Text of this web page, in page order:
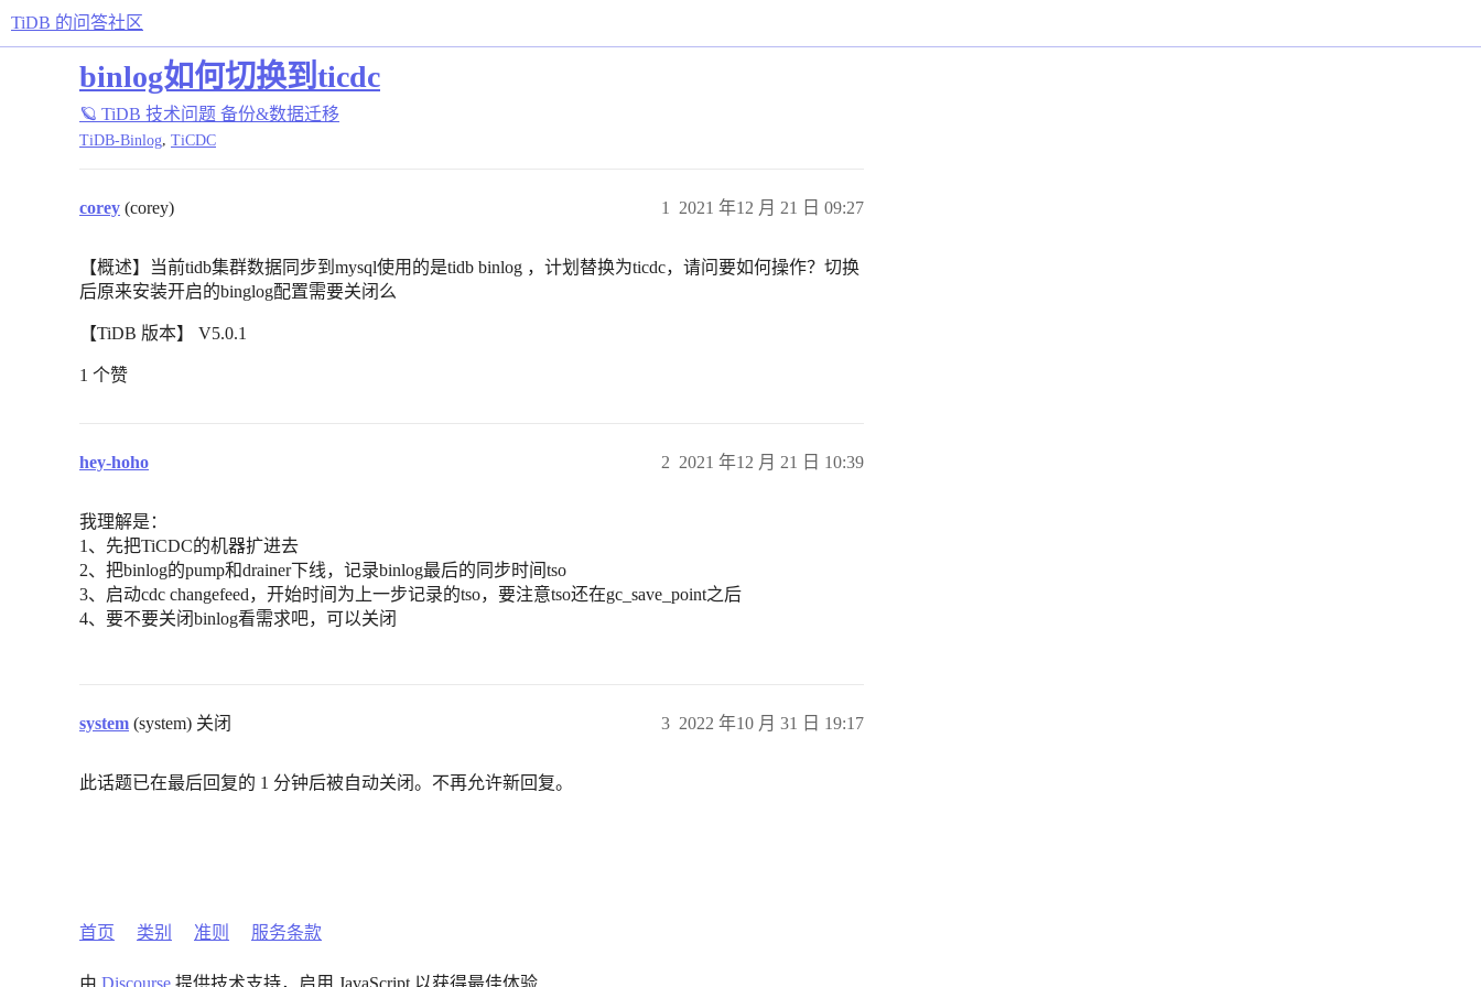
TiDB 的问答社区
binlog如何切换到ticdc
🪐 TiDB 技术问题 备份&数据迁移
TiDB-Binlog, TiCDC
corey (corey) 2021 年12 月 21 日 09:27
1
【概述】当前tidb集群数据同步到mysql使用的是tidb binlog ，计划替换为ticdc，请问要如何操作？切换
后原来安装开启的binglog配置需要关闭么
【TiDB 版本】 V5.0.1
1 个赞
hey-hoho 2021 年12 月 21 日 10:39
2
我理解是：
1、先把TiCDC的机器扩进去
2、把binlog的pump和drainer下线，记录binlog最后的同步时间tso
3、启动cdc changefeed，开始时间为上一步记录的tso，要注意tso还在gc_save_point之后
4、要不要关闭binlog看需求吧，可以关闭
system (system) 关闭 2022 年10 月 31 日 19:17
3
此话题已在最后回复的 1 分钟后被自动关闭。不再允许新回复。
首页 类别 准则 服务条款